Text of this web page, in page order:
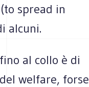
spread in
alcuni.
al collo è di
welfare, forse